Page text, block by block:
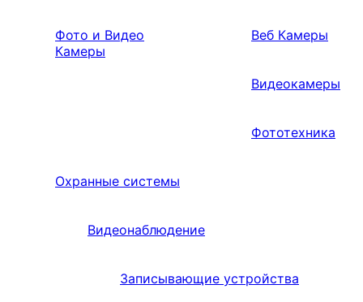
Фото и Видео
Камеры
Веб Камеры
Видеокамеры
Фототехника
Охранные системы
Видеонаблюдение
Записывающие устройства